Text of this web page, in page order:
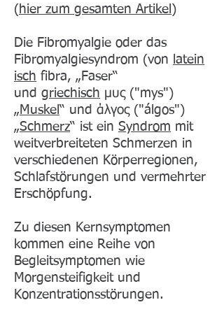
( hier zum gesamten Artikel )
Die Fibromyalgie oder das
Fibromyalgiesyndrom (von latein
isch fibra, „Faser“
und griechisch μυς ("mys")
„ Muskel “ und άλγος ("álgos")
„Schmerz“ ist ein Syndrom mit
weitverbreiteten Schmerzen in
verschiedenen Körperregionen,
Schlafstörungen und vermehrter
Erschöpfung.
Zu diesen Kernsymptomen
kommen eine Reihe von
Begleitsymptomen wie
Morgensteifigkeit und
Konzentrationsstörungen.